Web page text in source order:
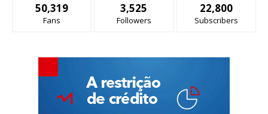
50,319
Fans
3,525
Followers
22,800
Subscribers